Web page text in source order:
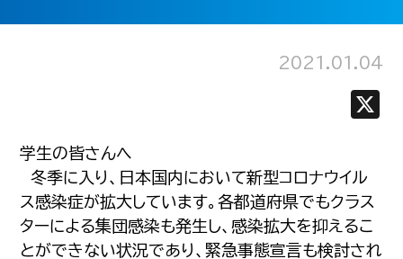
2021.01.04
学生の皆さんへ
冬季に入り、日本国内において新型コロナウイル
ス感染症が拡大しています。各都道府県でもクラス
ターによる集団感染も発生し、感染拡大を抑えるこ
とができない状況であり、緊急事態宣言も検討され